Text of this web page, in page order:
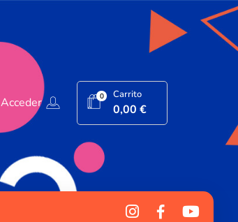
Acceder 0 Carrito
0,00€